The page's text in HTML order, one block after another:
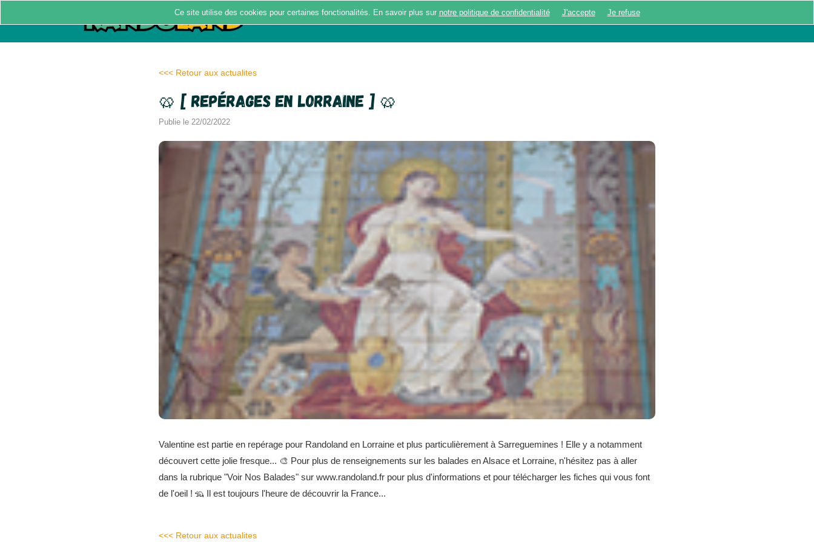
Ce site utilise des cookies pour certaines fonctionalités. En savoir plus sur notre politique de confidentialité J'accepte Je refuse
<<< Retour aux actualites
🥨 [ Repérages en Lorraine ] 🥨
Publie le 22/02/2022
Valentine est partie en repérage pour Randoland en Lorraine et plus particulièrement à Sarreguemines ! Elle y a notamment
découvert cette jolie fresque... 🎨 Pour plus de renseignements sur les balades en Alsace et Lorraine, n'hésitez pas à aller
dans la rubrique "Voir Nos Balades" sur www.randoland.fr pour plus d'informations et pour télécharger les fiches qui vous font
de l'oeil ! 🦡 Il est toujours l'heure de découvrir la France...
<<< Retour aux actualites